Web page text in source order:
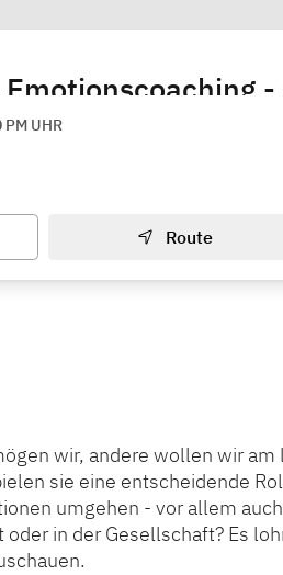
PM UHR
Route
wir, andere wollen wir am
sie eine entscheidende
umgehen - vor allem
in der Gesellschaft? Es